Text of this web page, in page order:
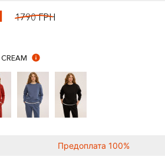
1790 ГРН
CREAM
Предоплата 100%